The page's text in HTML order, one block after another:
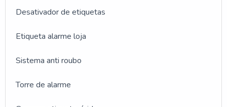
Desativador de etiquetas
Etiqueta alarme loja
Sistema anti roubo
Torre de alarme